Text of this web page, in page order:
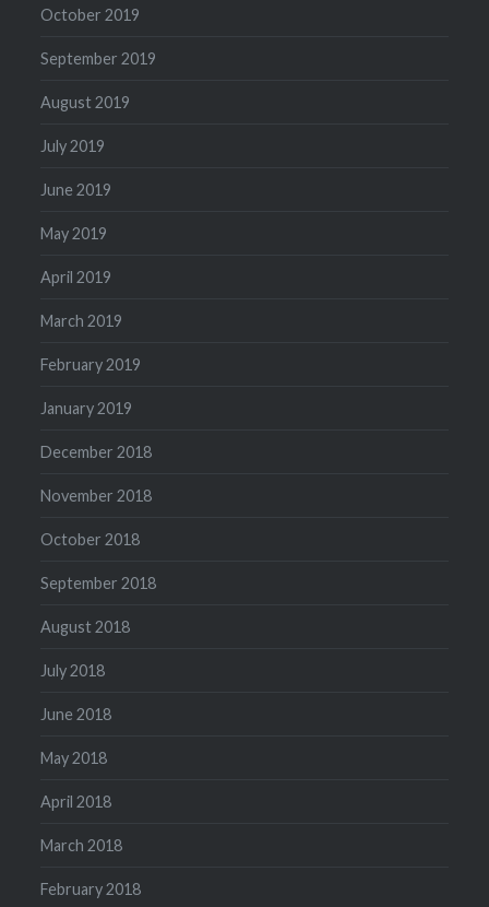
October 2019
September 2019
August 2019
July 2019
June 2019
May 2019
April 2019
March 2019
February 2019
January 2019
December 2018
November 2018
October 2018
September 2018
August 2018
July 2018
June 2018
May 2018
April 2018
March 2018
February 2018